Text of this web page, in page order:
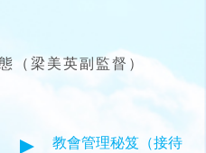
（梁美英副監督）
教會管理秘笈（接待